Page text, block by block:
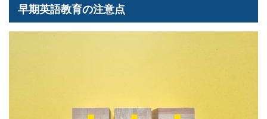
早期英語教育の注意点